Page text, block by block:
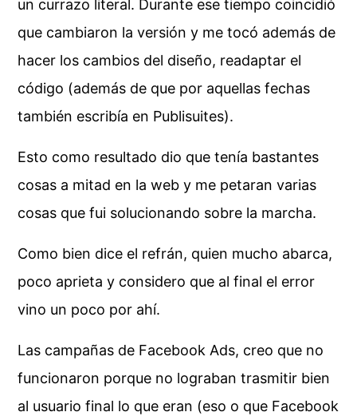
un currazo literal. Durante ese tiempo coincidió
que cambiaron la versión y me tocó además de
hacer los cambios del diseño, readaptar el
código (además de que por aquellas fechas
también escribía en Publisuites).
Esto como resultado dio que tenía bastantes
cosas a mitad en la web y me petaran varias
cosas que fui solucionando sobre la marcha.
Como bien dice el refrán, quien mucho abarca,
poco aprieta y considero que al final el error
vino un poco por ahí.
Las campañas de Facebook Ads, creo que no
funcionaron porque no lograban trasmitir bien
al usuario final lo que eran (eso o que Facebook